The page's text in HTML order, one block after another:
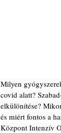
Milyen
covid alatt?
elkülönítése?
és miért fontos a
Központ Intenzív